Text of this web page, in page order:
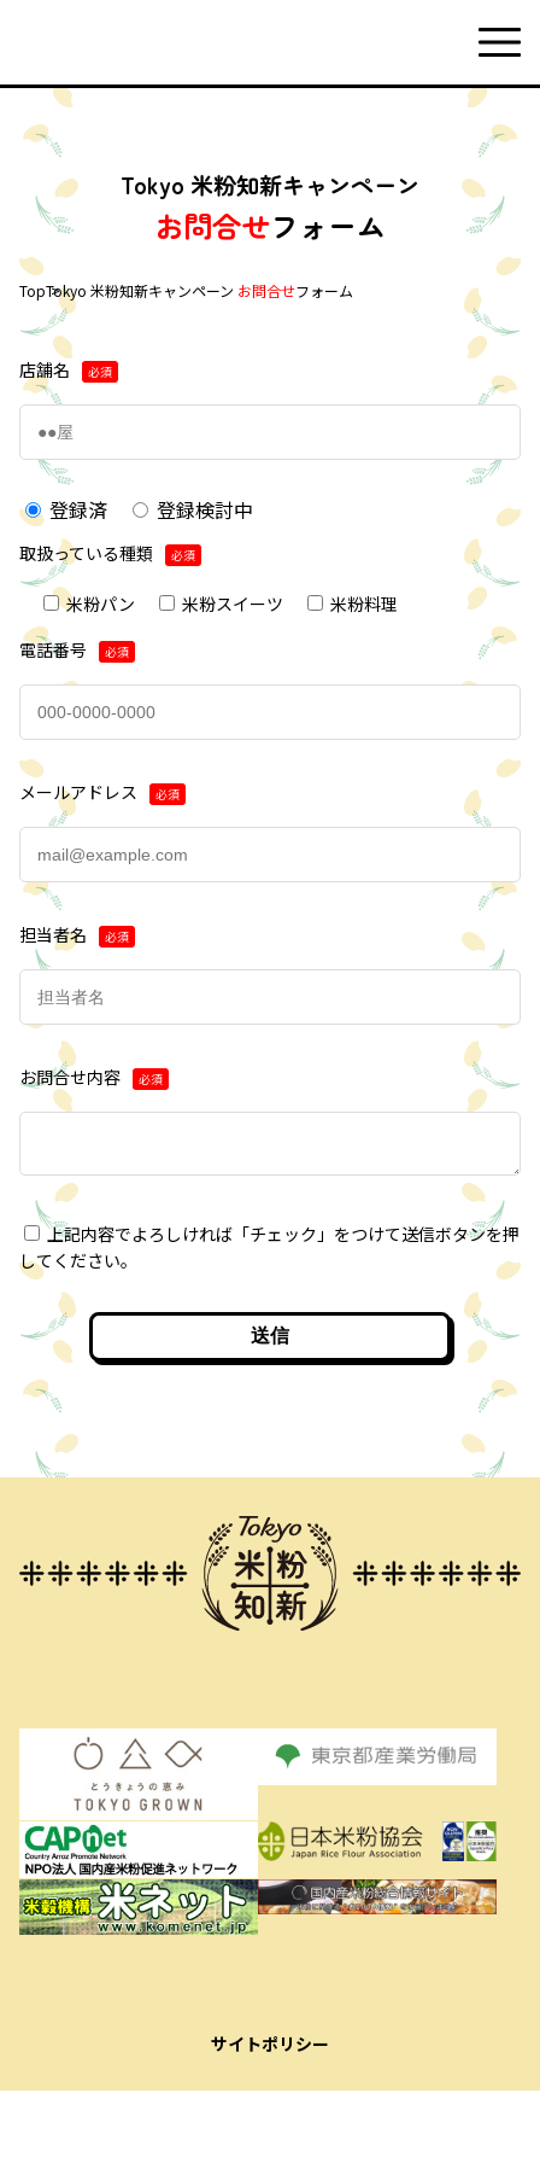
Tokyo 米粉知新キャンペーン
お問合せフォーム
TopTokyo 米粉知新キャンペーン お問合せフォーム
店舗名 必須
登録済 登録検討中
取扱っている種類 必須
米粉パン 米粉スイーツ
米粉料理
電話番号
必須
メールアドレス 必須
担当者名 必須
お問合せ内容 必須
上記内容でよろしければ「チェック」をつけて送信ボタンを押
してください。
サイトポリシー